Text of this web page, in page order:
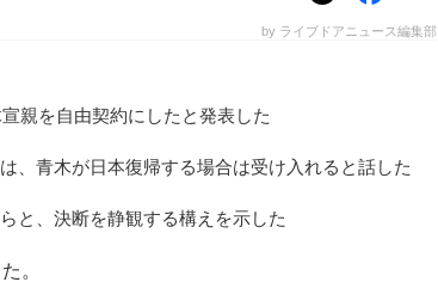
by ライブドアニュース編集部
親を自由契約にしたと発表した
、青木が日本復帰する場合は受け入れると話した
と、決断を静観する構えを示した
。